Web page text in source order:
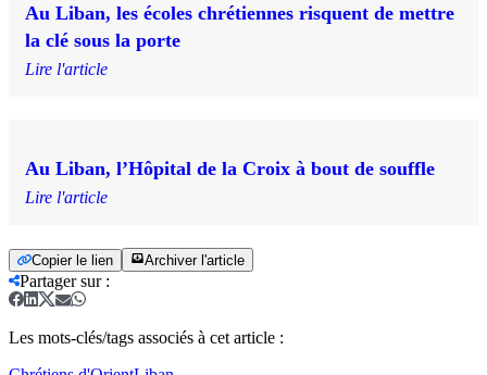
Au Liban, les écoles chrétiennes risquent de mettre
la clé sous la porte
Lire l'article
Au Liban, l’Hôpital de la Croix à bout de souffle
Lire l'article
Copier le lien Archiver l'article
Partager sur:
Les mots-clés/tags associés à cet article :